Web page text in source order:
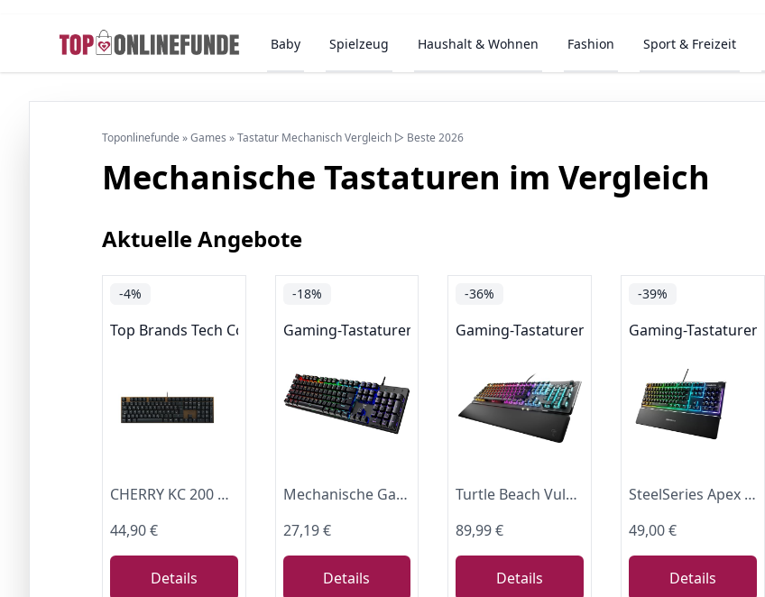
Baby Spielzeug Haushalt & Wohnen Fashion Sport & Freizeit
Toponlinefunde »Games »Tastatur Mechanisch Vergleich ▷ Beste 2026
Mechanische Tastaturen im Vergleich
Aktuelle Angebote
-4%
Top Brands Tech Computer Accessories
CHERRY KC 200 MX, Mechanische Tastatur, DE QWERTZ, MX2A Silent RED, Schwarz
44,90 €
Details
-18%
Gaming-Tastaturen
Mechanische Gaming-Tastatur, RGB Kabelgebundene Tastatur, Blauem Schalter
27,19 €
Details
-36%
Gaming-Tastaturen
Turtle Beach Vulcan II Tactile mechanische RGB-Gaming-Tastatur DE Layout
89,99 €
Details
-39%
Gaming-Tastaturen
SteelSeries Apex 3 Gaming Tastatur - 10-Zonen RGB-Beleuchtung - Flüsterleise Gaming-Switches - Premium magnetische Handballenauflage - IP32 wassergeschützt - Deutsches (QWERTZ) Layout
49,00 €
Details